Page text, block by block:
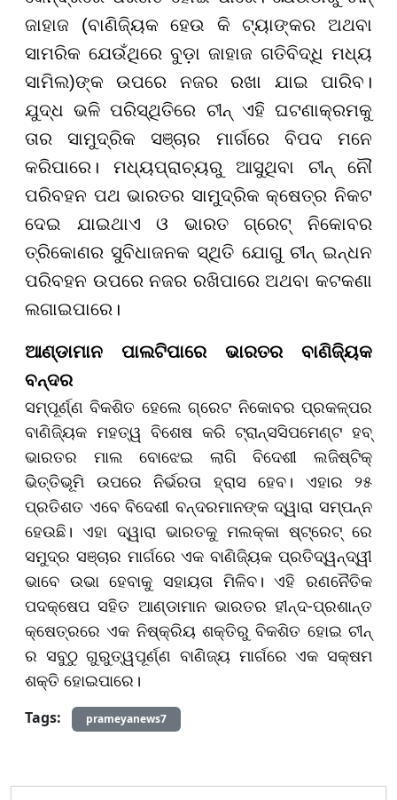
ଜାହାଜ (ବାଣିଜ୍ୟିକ ହେଉ କି ଟ୍ୟାଙ୍କର ଅଥବା
ସାମରିକ ଯେଉଁଥିରେ ବୁଡ଼ା ଜାହାଜ ଗତିବିଦ୍ଧି ମଧ୍ୟ
ସାମିଲ)ଙ୍କ ଉପରେ ନଜର ରଖା ଯାଇ ପାରିବ।
ଯୁଦ୍ଧ ଭଳି ପରିସ୍ଥିତିରେ ଚୀନ୍ ଏହି ଘଟଣାକ୍ରମକୁ
ତାର ସାମୁଦ୍ରିକ ସଞ୍ଚାର ମାର୍ଗରେ ବିପଦ ମନେ
କରିପାରେ। ମଧ୍ୟପ୍ରାଚ୍ୟରୁ ଆସୁଥିବା ଚୀନ୍ ନୌ
ପରିବହନ ପଥ ଭାରତର ସାମୁଦ୍ରିକ କ୍ଷେତ୍ର ନିକଟ
ଦେଇ ଯାଇଥାଏ ଓ ଭାରତ ଗ୍ରେଟ୍ ନିକୋବର
ତ୍ରିକୋଣର ସୁବିଧାଜନକ ସ୍ଥିତି ଯୋଗୁ ଚୀନ୍ ଇନ୍ଧନ
ପରିବହନ ଉପରେ ନଜର ରଖିପାରେ ଅଥବା କଟକଣା
ଲଗାଇପାରେ।
ଆଣ୍ଡାମାନ ପାଲଟିପାରେ ଭାରତର ବାଣିଜ୍ୟିକ
ବନ୍ଦର
ସମ୍ପୂର୍ଣ୍ଣ ବିକଶିତ ହେଲେ ଗ୍ରେଟ ନିକୋବର ପ୍ରକଳ୍ପର
ବାଣିଜ୍ୟିକ ମହତ୍ୱ ବିଶେଷ କରି ଟ୍ରାନ୍ସସିପମେଣ୍ଟ ହବ୍
ଭାରତର ମାଲ ବୋଝେଇ ଲାଗି ବିଦେଶୀ ଲଜିଷ୍ଟିକ୍
ଭିତ୍ତିଭୂମି ଉପରେ ନିର୍ଭରତା ହ୍ରାସ ହେବ। ଏହାର ୨୫
ପ୍ରତିଶତ ଏବେ ବିଦେଶୀ ବନ୍ଦରମାନଙ୍କ ଦ୍ୱାରା ସମ୍ପନ୍ନ
ହେଉଛି। ଏହା ଦ୍ୱାରା ଭାରତକୁ ମଲକ୍କା ଷ୍ଟ୍ରେଟ୍ ରେ
ସମୁଦ୍ର ସଞ୍ଚାର ମାର୍ଗରେ ଏକ ବାଣିଜ୍ୟିକ ପ୍ରତିଦ୍ୱନ୍ଦ୍ୱୀ
ଭାବେ ଉଭା ହେବାକୁ ସହାୟତା ମିଳିବ। ଏହି ରଣନୈତିକ
ପଦକ୍ଷେପ ସହିତ ଆଣ୍ଡାମାନ ଭାରତର ହୀନ୍ଦ-ପ୍ରଶାନ୍ତ
କ୍ଷେତ୍ରରେ ଏକ ନିଷ୍କ୍ରିୟ ଶକ୍ତିରୁ ବିକଶିତ ହୋଇ ଚୀନ୍
ର ସବୁଠୁ ଗୁରୁତ୍ୱପୂର୍ଣ୍ଣ ବାଣିଜ୍ୟ ମାର୍ଗରେ ଏକ ସକ୍ଷମ
ଶକ୍ତି ହୋଇପାରେ।
Tags: prameyanews7